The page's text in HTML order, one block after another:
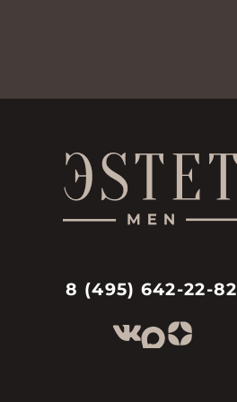
8 (495) 642-22-82